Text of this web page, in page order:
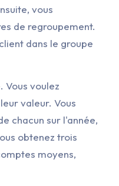
vous
de regroupement.
dans le groupe
Vous voulez
valeur. Vous
chacun sur l'année,
obtenez trois
moyens,